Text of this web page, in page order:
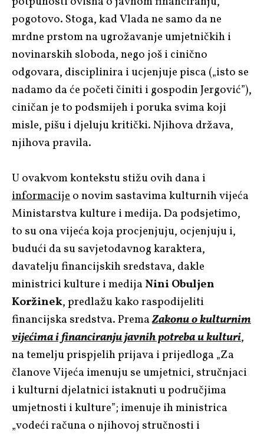
pogotovo. Stoga, kad Vlada ne samo da ne
mrdne prstom na ugrožavanje umjetničkih i
novinarskih sloboda, nego još i cinično
odgovara, disciplinira i ucjenjuje pisca („isto se
nadamo da će početi činiti i gospodin Jergović”),
ciničan je to podsmijeh i poruka svima koji
misle, pišu i djeluju kritički. Njihova država,
njihova pravila.
U ovakvom kontekstu stižu ovih dana i
informacijeo novim sastavima kulturnih vijeća
Ministarstva kulture i medija. Da podsjetimo,
to su ona vijeća koja procjenjuju, ocjenjuju i,
budući da su savjetodavnog karaktera,
davatelju financijskih sredstava, dakle
ministrici kulture i medija Nini Obuljen
Koržinek, predlažu kako raspodijeliti
financijska sredstva. PremaZakonu o kulturnim
vijećima i financiranju javnih potreba u kulturi,
na temelju prispjelih prijava i prijedloga „Za
članove Vijeća imenuju se umjetnici, stručnjaci
i kulturni djelatnici istaknuti u područjima
umjetnosti i kulture”; imenuje ih ministrica
„vodeći računa o njihovoj stručnosti i